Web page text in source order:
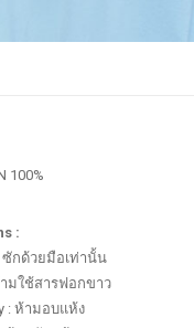
100%
ซักด้วยมือเท่านั้น
มใช้สารฟอกขาว
: ห้ามอบแห้ง